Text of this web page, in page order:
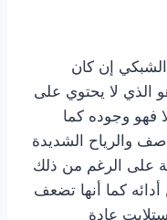
الشبكي إن كان
الذي لا يحتوي على
فهو وجوده كما
والرياح الشديدة
على الرغم من ذلك
كما أنها تضعف
عادة